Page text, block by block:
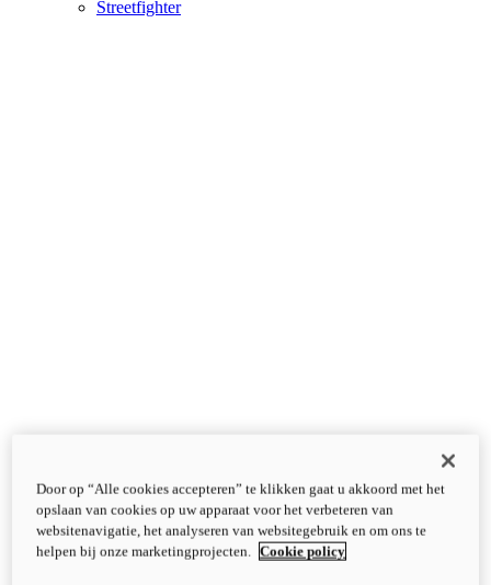
Streetfighter
Door op “Alle cookies accepteren” te klikken gaat u akkoord met het
opslaan van cookies op uw apparaat voor het verbeteren van
websitenavigatie, het analyseren van websitegebruik en om ons te
helpen bij onze marketingprojecten.
Cookie policy